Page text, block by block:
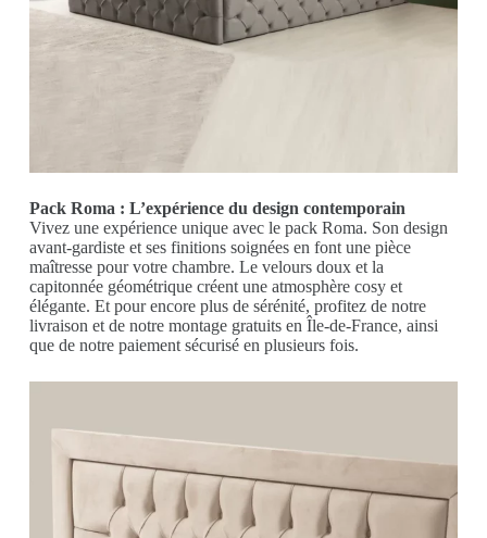
Pack Roma : L’expérience du design contemporain
Vivez une expérience unique avec le pack Roma. Son design
avant-gardiste et ses finitions soignées en font une pièce
maîtresse pour votre chambre. Le velours doux et la
capitonnée géométrique créent une atmosphère cosy et
élégante. Et pour encore plus de sérénité, profitez de notre
livraison et de notre montage gratuits en Île-de-France, ainsi
que de notre paiement sécurisé en plusieurs fois.